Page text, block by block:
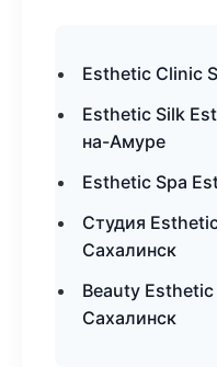
Esthetic Clinic
Esthetic Silk
на-Амуре
Esthetic Spa
Студия
Сахалинск
Beauty
Сахалинск